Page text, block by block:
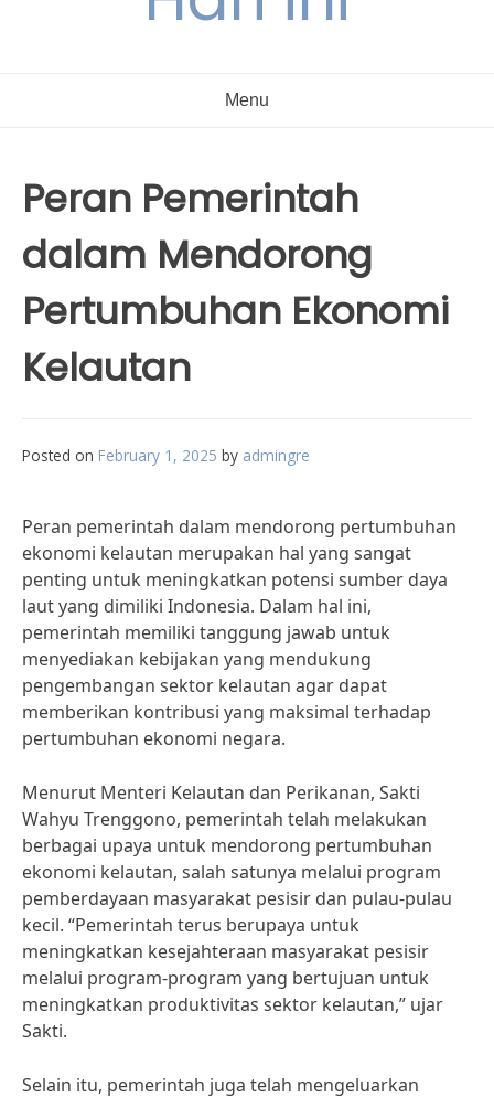
Menu
Peran Pemerintah
dalam Mendorong
Pertumbuhan Ekonomi
Kelautan
Posted on February 1, 2025 by admingre
Peran pemerintah dalam mendorong pertumbuhan
ekonomi kelautan merupakan hal yang sangat
penting untuk meningkatkan potensi sumber daya
laut yang dimiliki Indonesia. Dalam hal ini,
pemerintah memiliki tanggung jawab untuk
menyediakan kebijakan yang mendukung
pengembangan sektor kelautan agar dapat
memberikan kontribusi yang maksimal terhadap
pertumbuhan ekonomi negara.
Menurut Menteri Kelautan dan Perikanan, Sakti
Wahyu Trenggono, pemerintah telah melakukan
berbagai upaya untuk mendorong pertumbuhan
ekonomi kelautan, salah satunya melalui program
pemberdayaan masyarakat pesisir dan pulau-pulau
kecil. “Pemerintah terus berupaya untuk
meningkatkan kesejahteraan masyarakat pesisir
melalui program-program yang bertujuan untuk
meningkatkan produktivitas sektor kelautan,” ujar
Sakti.
Selain itu, pemerintah juga telah mengeluarkan